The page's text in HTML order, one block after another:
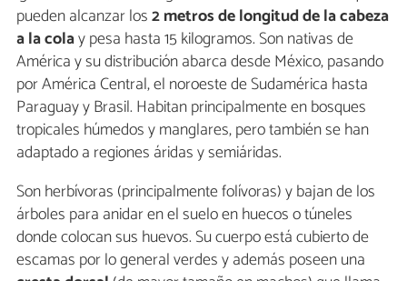
pueden alcanzar los2 metros de longitud de la cabeza
a la colay pesa hasta 15 kilogramos. Son nativas de
América y su distribución abarca desde México, pasando
por América Central, el noroeste de Sudamérica hasta
Paraguay y Brasil. Habitan principalmente en bosques
tropicales húmedos y manglares, pero también se han
adaptado a regiones áridas y semiáridas.
Son herbívoras (principalmente folívoras) y bajan de los
árboles para anidar en el suelo en huecos o túneles
donde colocan sus huevos. Su cuerpo está cubierto de
escamas por lo general verdes y además poseen una